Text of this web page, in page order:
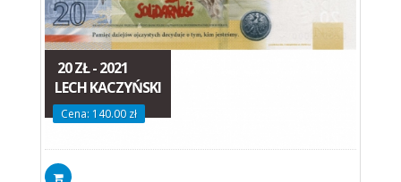
20 ZŁ - 2021
LECH KACZYŃSKI
Cena: 140.00 zł